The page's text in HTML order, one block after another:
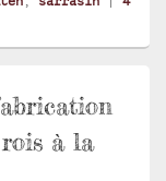
à la